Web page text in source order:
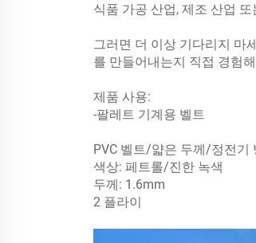
식품 가공 산업, 제조 산업
그러면 더 이상 기다리지 마
를 만들어내는지 직접 경험
제품 사용:
-팔레트 기계용 벨트
PVC 벨트/얇은 두께/정전기
색상: 페트롤/진한 녹색
두께: 1.6mm
2 플라이